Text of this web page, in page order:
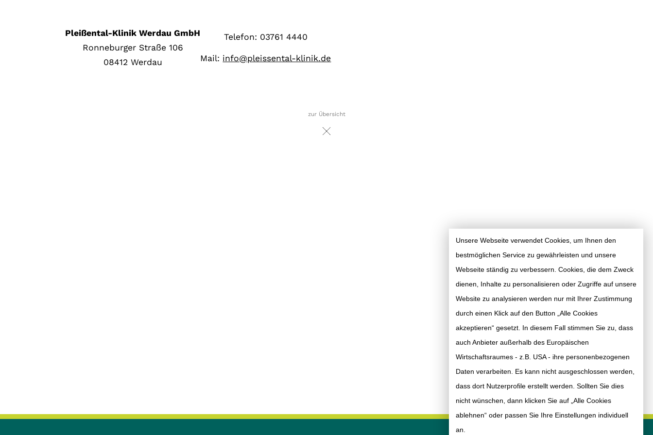
Pleißental-Klinik Werdau GmbH
Ronneburger Straße 106
08412 Werdau
Telefon: 03761 4440
Mail: info@pleissental-klinik.de
zur Übersicht
Unsere Webseite verwendet Cookies, um Ihnen den
bestmöglichen Service zu gewährleisten und unsere
Webseite ständig zu verbessern. Cookies, die dem Zweck
dienen, Inhalte zu personalisieren oder Zugriffe auf unsere
Website zu analysieren werden nur mit Ihrer Zustimmung
durch einen Klick auf den Button „Alle Cookies
akzeptieren“ gesetzt. In diesem Fall stimmen Sie zu, dass
auch Anbieter außerhalb des Europäischen
Wirtschaftsraumes - z.B. USA - ihre personenbezogenen
Daten verarbeiten. Es kann nicht ausgeschlossen werden,
dass dort Nutzerprofile erstellt werden. Sollten Sie dies
nicht wünschen, dann klicken Sie auf „Alle Cookies
ablehnen“ oder passen Sie Ihre Einstellungen individuell
an.